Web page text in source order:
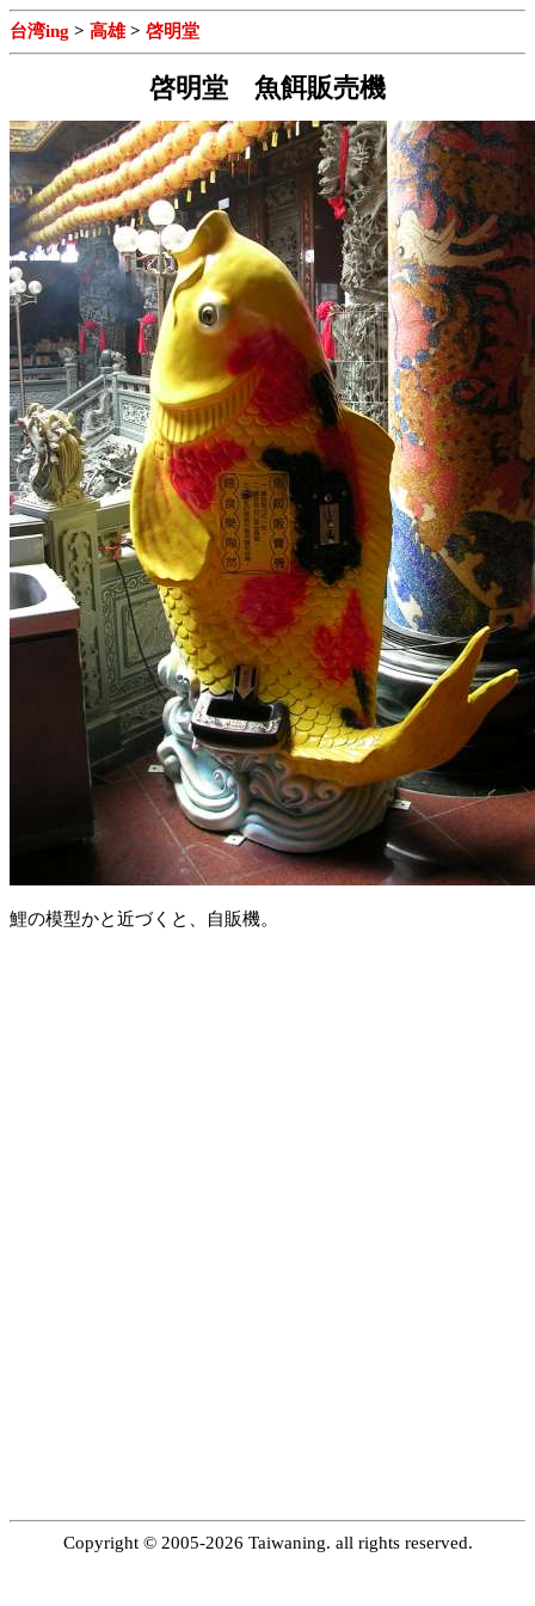
台湾ing > 高雄> 啓明堂
啓明堂 魚餌販売機
鯉の模型かと近づくと、自販機。
Copyright © 2005-2026 Taiwaning. all rights reserved.